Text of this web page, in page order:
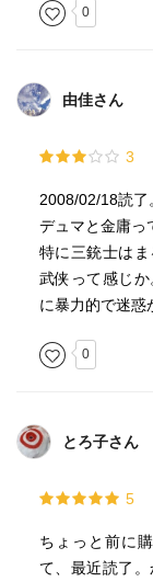
0
由佳さん
3
2008/02/18読了
デュマと金庸っ
特に三銃士は
武侠って感じ
に暴力的で迷惑
0
とろ子さん
5
ちょっと前に
て、最近読了